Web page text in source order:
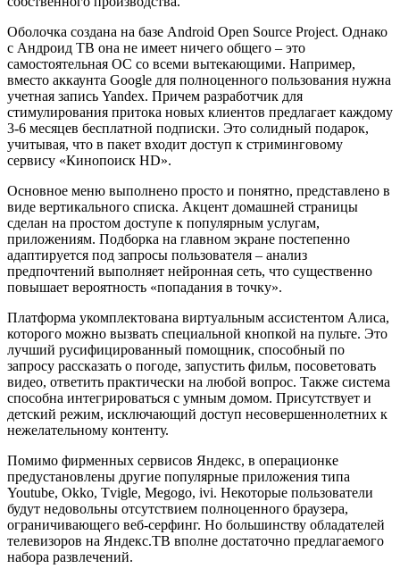
Оболочка создана на базе Android Open Source Project. Однако
с Андроид ТВ она не имеет ничего общего – это
самостоятельная ОС со всеми вытекающими. Например,
вместо аккаунта Google для полноценного пользования нужна
учетная запись Yandex. Причем разработчик для
стимулирования притока новых клиентов предлагает каждому
3-6 месяцев бесплатной подписки. Это солидный подарок,
учитывая, что в пакет входит доступ к стриминговому
сервису «Кинопоиск HD».
Основное меню выполнено просто и понятно, представлено в
виде вертикального списка. Акцент домашней страницы
сделан на простом доступе к популярным услугам,
приложениям. Подборка на главном экране постепенно
адаптируется под запросы пользователя – анализ
предпочтений выполняет нейронная сеть, что существенно
повышает вероятность «попадания в точку».
Платформа укомплектована виртуальным ассистентом Алиса,
которого можно вызвать специальной кнопкой на пульте. Это
лучший русифицированный помощник, способный по
запросу рассказать о погоде, запустить фильм, посоветовать
видео, ответить практически на любой вопрос. Также система
способна интегрироваться с умным домом. Присутствует и
детский режим, исключающий доступ несовершеннолетних к
нежелательному контенту.
Помимо фирменных сервисов Яндекс, в операционке
предустановлены другие популярные приложения типа
Youtube, Okko, Tvigle, Megogo, ivi. Некоторые пользователи
будут недовольны отсутствием полноценного браузера,
ограничивающего веб-серфинг. Но большинству обладателей
телевизоров на Яндекс.ТВ вполне достаточно предлагаемого
набора развлечений.